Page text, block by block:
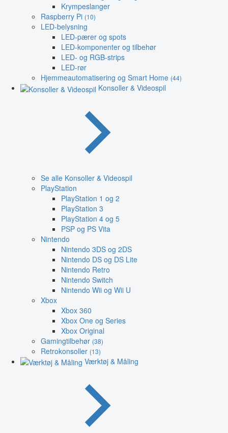
Krympeslanger
Raspberry Pi (10)
LED-belysning
LED-pærer og spots
LED-komponenter og tilbehør
LED- og RGB-strips
LED-rør
Hjemmeautomatisering og Smart Home (44)
Konsoller & Videospil
Se alle Konsoller & Videospil
PlayStation
PlayStation 1 og 2
PlayStation 3
PlayStation 4 og 5
PSP og PS Vita
Nintendo
Nintendo 3DS og 2DS
Nintendo DS og DS Lite
Nintendo Retro
Nintendo Switch
Nintendo Wii og Wii U
Xbox
Xbox 360
Xbox One og Series
Xbox Original
Gamingtilbehør (38)
Retrokonsoller (13)
Værktøj & Måling